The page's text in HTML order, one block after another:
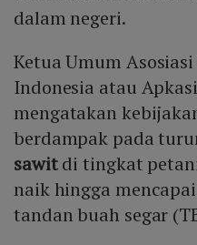
dalam negeri.
Ketua Umum
Indonesia atau
mengatakan
berdampak pada
sawitdi tingkat
naik hingga
tandan buah segar